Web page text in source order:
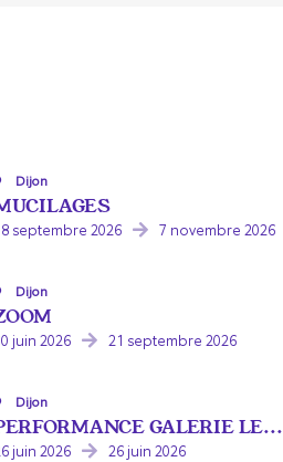
Dijon
septembre 2026 7 novembre 2026
Dijon
juin 2026 21 septembre 2026
Dijon
GALERIE LE...
juin 2026 26 juin 2026